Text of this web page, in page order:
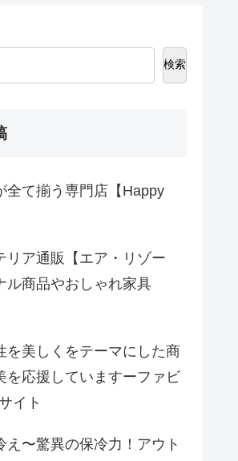
検索
全て揃う専門店【Happy
リア通販【エア・リゾー
ル商品やおしゃれ家具
を美しくをテーマにした商
を応援していますーファビ
イト
え〜驚異の保冷力！アウト